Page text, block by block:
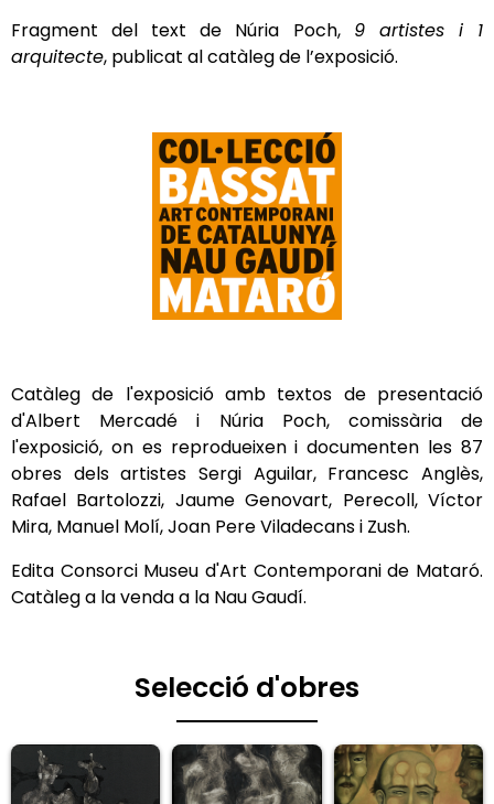
Fragment del text de Núria Poch, 9 artistes i 1
arquitecte, publicat al catàleg de l’exposició.
Catàleg de l'exposició amb textos de presentació
d'Albert Mercadé i Núria Poch, comissària de
l'exposició, on es reprodueixen i documenten les 87
obres dels artistes Sergi Aguilar, Francesc Anglès,
Rafael Bartolozzi, Jaume Genovart, Perecoll, Víctor
Mira, Manuel Molí, Joan Pere Viladecans i Zush.
Edita Consorci Museu d'Art Contemporani de Mataró.
Catàleg a la venda a la Nau Gaudí.
Selecció d'obres